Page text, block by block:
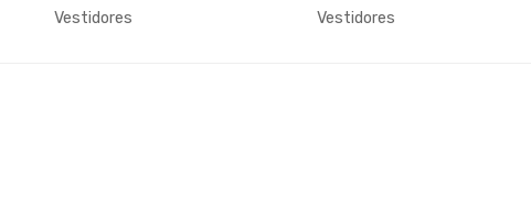
vestidor de madera
Vestidores
vestidor de madera
Vestidores